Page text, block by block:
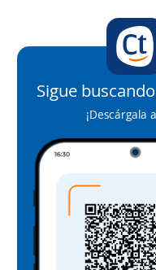
Sigue buscando
¡Descárgala